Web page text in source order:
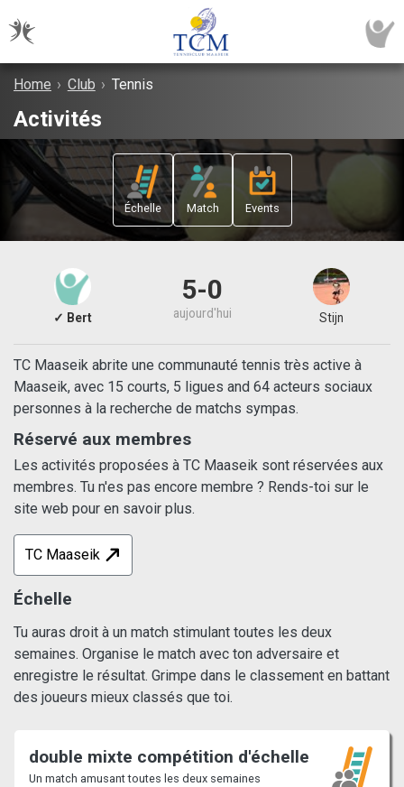
Home › Club › Tennis
Activités
Échelle Match Events
✓ Bert
5-0
aujourd'hui Stijn
TC Maaseik abrite une communauté tennis très active à
Maaseik, avec 15 courts, 5 ligues and 64 acteurs sociaux
personnes à la recherche de matchs sympas.
Réservé aux membres
Les activités proposées à TC Maaseik sont réservées aux
membres. Tu n'es pas encore membre ? Rends-toi sur le
site web pour en savoir plus.
TC Maaseik
Échelle
Tu auras droit à un match stimulant toutes les deux
semaines. Organise le match avec ton adversaire et
enregistre le résultat. Grimpe dans le classement en battant
des joueurs mieux classés que toi.
double mixte compétition d'échelle
Un match amusant toutes les deux semaines